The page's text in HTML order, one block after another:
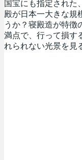
国宝にも指定された
殿が日本一大きな規
うか？寝殿造が特徴
満点で、行って損す
れられない光景を見